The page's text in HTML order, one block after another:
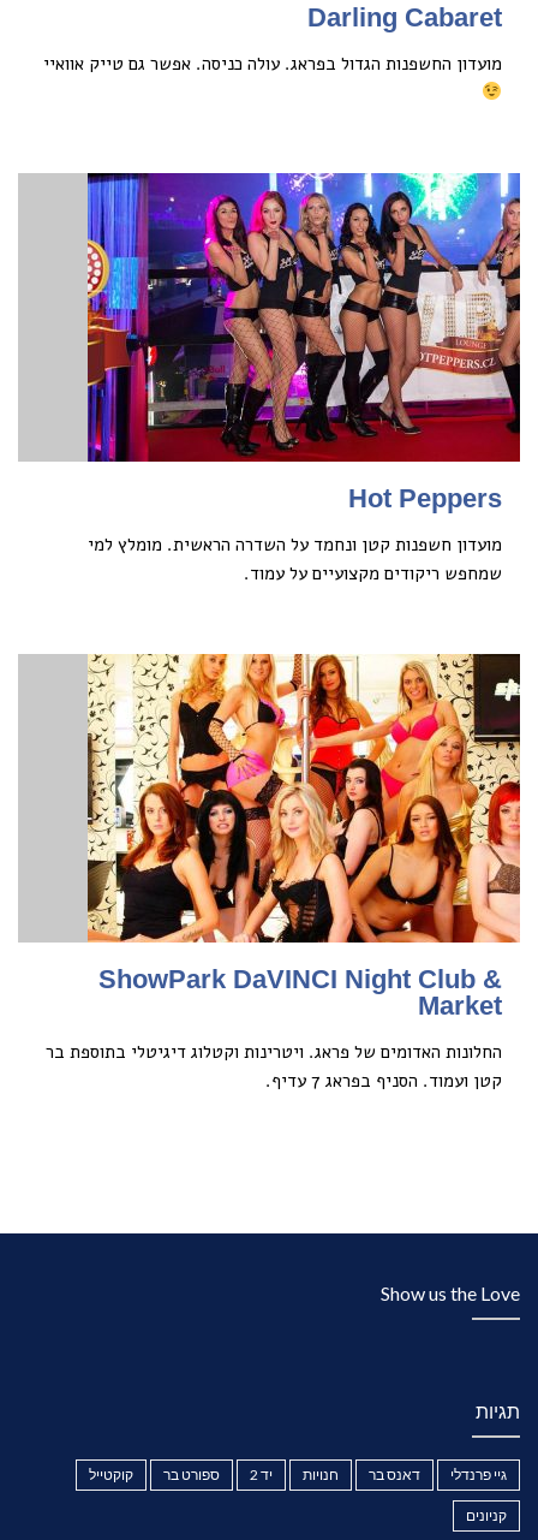
Darling Cabaret
מועדון החשפנות הגדול בפראג. עולה כניסה. אפשר גם טייק אוואיי
Hot Peppers
מועדון חשפנות קטן ונחמד על השדרה הראשית. מומלץ למי
שמחפש ריקודים מקצועיים על עמוד.
ShowPark DaVINCI Night Club &
Market
החלונות האדומים של פראג. ויטרינות וקטלוג דיגיטלי בתוספת בר
קטן ועמוד. הסניף בפראג 7 עדיף.
Show us the Love
תגיות
גיי פרנדלי דאנס בר חנויות יד 2 ספורט בר קוקטייל
קניונים